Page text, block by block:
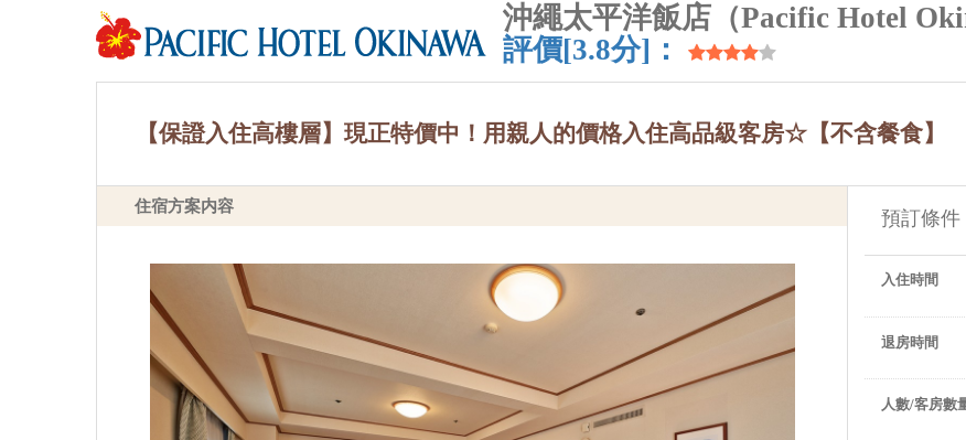
沖繩太平洋飯店（Pacific Hotel
評價[3.8分]：
【保證入住高樓層】現正特價中！用親人的價格入住高品級客房☆【不含餐食】
住宿方案内容
預訂條件
入住時間
退房時間
人數/客房數